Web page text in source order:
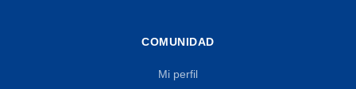
COMUNIDAD
Mi perfil